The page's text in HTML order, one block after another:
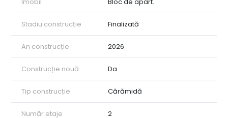
Stadiu construcție Finalizată
An construcție 2026
Construcție nouă Da
Tip construcție Cărămidă
Număr etaje
2